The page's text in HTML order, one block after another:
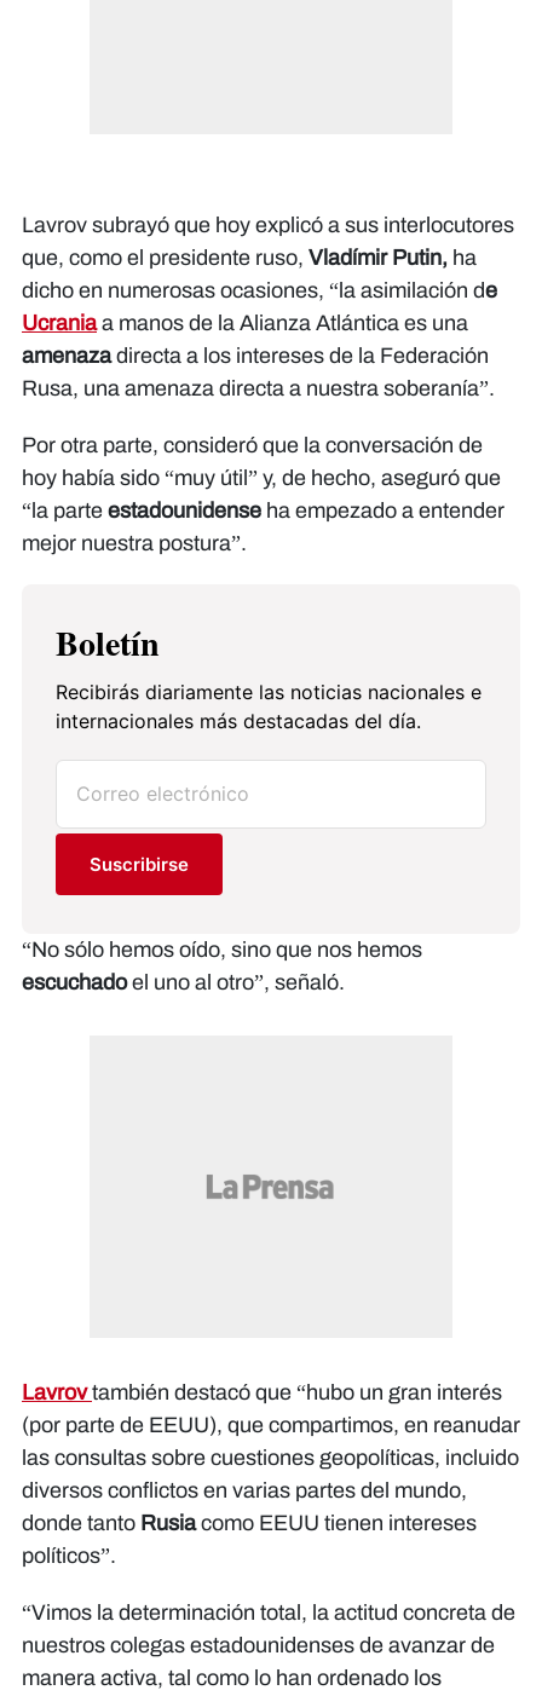
Lavrov subrayó que hoy explicó a sus interlocutores
que, como el presidente ruso, Vladímir Putin, ha
dicho en numerosas ocasiones, “la asimilación de
Ucraniaa manos de la Alianza Atlántica es una
amenazadirecta a los intereses de la Federación
Rusa, una amenaza directa a nuestra soberanía”.
Por otra parte, consideró que la conversación de
hoy había sido “muy útil” y, de hecho, aseguró que
“la parte estadounidense ha empezado a entender
mejor nuestra postura”.
Boletín
Recibirás diariamente las noticias nacionales e
internacionales más destacadas del día.
Suscribirse
“No sólo hemos oído, sino que nos hemos
escuchadoel uno al otro”, señaló.
Lavrovtambién destacó que “hubo un gran interés
(por parte de EEUU), que compartimos, en reanudar
las consultas sobre cuestiones geopolíticas, incluido
diversos conflictos en varias partes del mundo,
donde tanto Rusiacomo EEUU tienen intereses
políticos”.
“Vimos la determinación total, la actitud concreta de
nuestros colegas estadounidenses de avanzar de
manera activa, tal como lo han ordenado los